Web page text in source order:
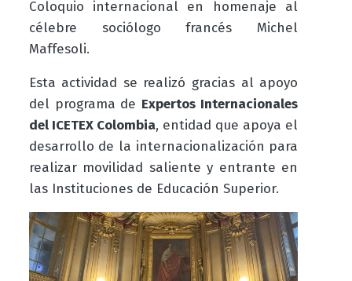
Coloquio internacional en homenaje al
célebre sociólogo francés Michel
Maffesoli.
Esta actividad se realizó gracias al apoyo
del programa de Expertos Internacionales
del ICETEX Colombia, entidad que apoya el
desarrollo de la internacionalización para
realizar movilidad saliente y entrante en
las Instituciones de Educación Superior.